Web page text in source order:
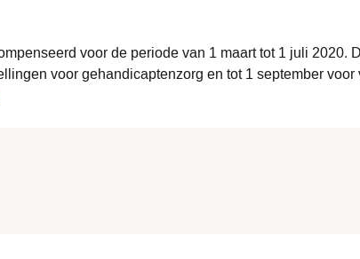
voor de periode van 1 maart tot 1 juli
voor gehandicaptenzorg en tot 1 september